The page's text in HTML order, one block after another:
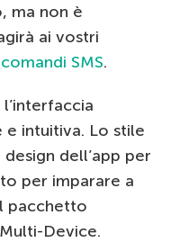
ma non è
ai vostri
comandi SMS.
e intuitiva. Lo stile
dell’app per
per imparare a
pacchetto
Device.